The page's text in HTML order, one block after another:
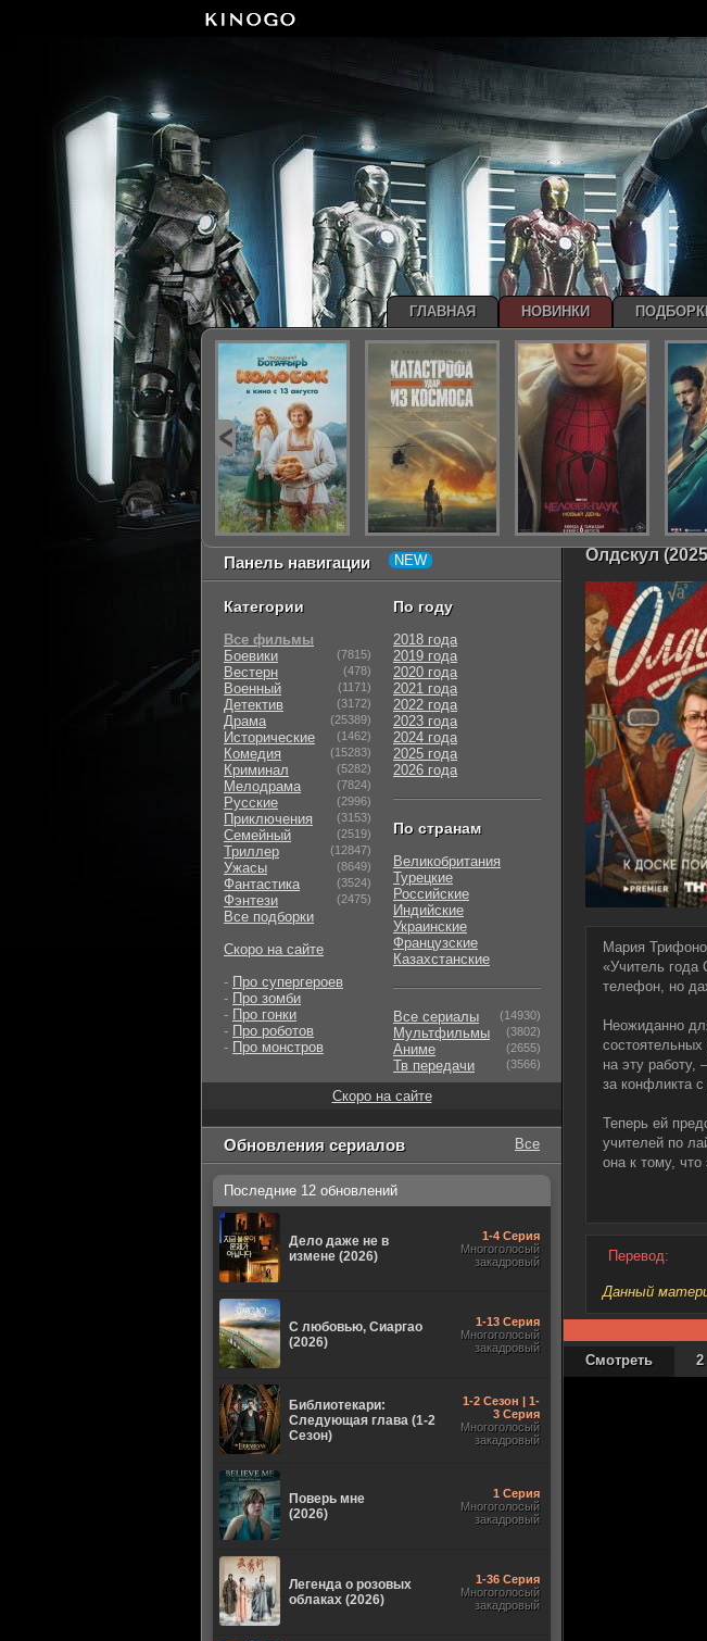
Олдскул
Мария
«Учитель года
телефон, но
Неожиданно
на эту работу,
за конфликта
Теперь ей
учителей по
она к тому,
Перевод:
Данный
Смотреть
2
Панель навигации
Категории
Все фильмы
Боевики
(7815)
Вестерн (478)
Военный (1171)
Детектив (3172)
Драма (25389)
Исторические (1462)
Комедия (15283)
Криминал (5282)
Мелодрама (7824)
Русские (2996)
Приключения (3153)
Семейный (2519)
Триллер (12847)
Ужасы (8649)
Фантастика (3524)
Фэнтези (2475)
Все подборки
Скоро на сайте
- Про супергероев
- Про зомби
- Про гонки
- Про роботов
- Про монстров
По году
2018 года
2019 года
2020 года
2021 года
2022 года
2023 года
2024 года
2025 года
2026 года
По странам
Великобритания
Турецкие
Российские
Индийские
Украинские
Французские
Казахстанские
Все сериалы (14930)
Мультфильмы (3802)
Аниме (2655)
Тв передачи (3566)
Скоро на сайте
Обновления сериалов Все
Последние 12 обновлений
Дело даже не в
измене (2026)
1-4 Серия
Многоголосый
закадровый
С любовью, Сиаргао
(2026)
1-13 Серия
Многоголосый
закадровый
Библиотекари:
Следующая глава (1-2
Сезон)
1-2 Сезон | 1-
3 Серия
Многоголосый
закадровый
Поверь мне
(2026)
1 Серия
Многоголосый
закадровый
Легенда о розовых
облаках (2026)
1-36 Серия
Многоголосый
закадровый
ГЛАВНАЯ НОВИНКИ